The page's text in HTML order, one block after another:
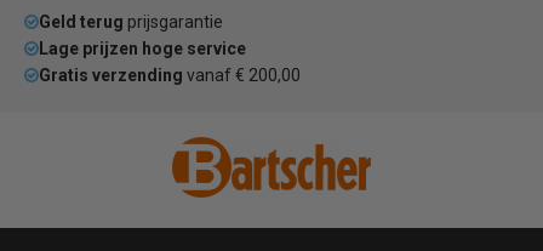
Geld terug prijsgarantie
Lage prijzen hoge service
Gratis verzending vanaf € 200,00